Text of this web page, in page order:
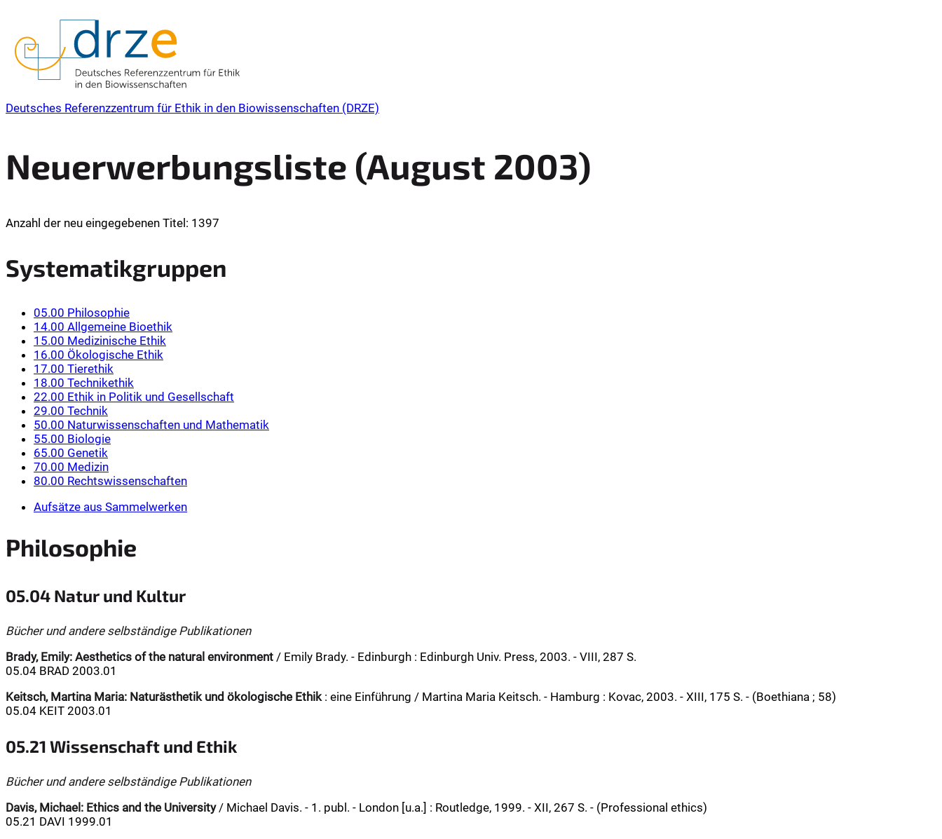
Deutsches Referenzzentrum für Ethik in den Biowissenschaften (DRZE)
Neuerwerbungsliste (August 2003)
Anzahl der neu eingegebenen Titel: 1397
Systematikgruppen
05.00 Philosophie
14.00 Allgemeine Bioethik
15.00 Medizinische Ethik
16.00 Ökologische Ethik
17.00 Tierethik
18.00 Technikethik
22.00 Ethik in Politik und Gesellschaft
29.00 Technik
50.00 Naturwissenschaften und Mathematik
55.00 Biologie
65.00 Genetik
70.00 Medizin
80.00 Rechtswissenschaften
Aufsätze aus Sammelwerken
Philosophie
05.04 Natur und Kultur
Bücher und andere selbständige Publikationen
Brady, Emily: Aesthetics of the natural environment / Emily Brady. - Edinburgh : Edinburgh Univ. Press, 2003. - VIII, 287 S.
05.04 BRAD 2003.01
Keitsch, Martina Maria: Naturästhetik und ökologische Ethik : eine Einführung / Martina Maria Keitsch. - Hamburg : Kovac, 2003. - XIII, 175 S. - (Boethiana ; 58)
05.04 KEIT 2003.01
05.21 Wissenschaft und Ethik
Bücher und andere selbständige Publikationen
Davis, Michael: Ethics and the University/ Michael Davis. - 1. publ. - London [u.a.] : Routledge, 1999. - XII, 267 S. - (Professional ethics)
05.21 DAVI 1999.01